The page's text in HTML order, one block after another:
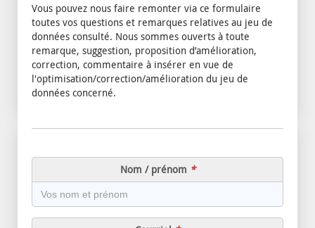
Vous pouvez nous faire remonter via ce formulaire
toutes vos questions et remarques relatives au jeu de
données consulté. Nous sommes ouverts à toute
remarque, suggestion, proposition d’amélioration,
correction, commentaire à insérer en vue de
l'optimisation/correction/amélioration du jeu de
données concerné.
Nom / prénom